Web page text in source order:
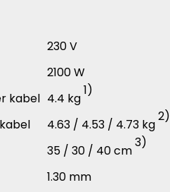
230 V
2100 W
kabel 4.4 kg
1)
4.63 / 4.53 / 4.73 kg
2)
35 / 30 / 40 cm
3)
1.30 mm